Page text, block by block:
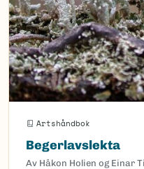
Artshåndbok
Begerlavslekta
Av Håkon Holien og Einar